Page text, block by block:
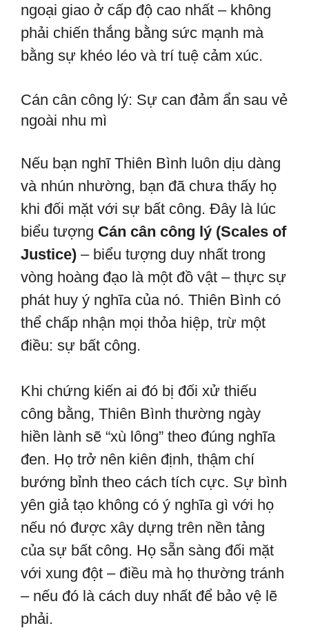
ngoại giao ở cấp độ cao nhất – không
phải chiến thắng bằng sức mạnh mà
bằng sự khéo léo và trí tuệ cảm xúc.
Cán cân công lý: Sự can đảm ẩn sau vẻ
ngoài nhu mì
Nếu bạn nghĩ Thiên Bình luôn dịu dàng
và nhún nhường, bạn đã chưa thấy họ
khi đối mặt với sự bất công. Đây là lúc
biểu tượng Cán cân công lý (Scales of
Justice) – biểu tượng duy nhất trong
vòng hoàng đạo là một đồ vật – thực sự
phát huy ý nghĩa của nó. Thiên Bình có
thể chấp nhận mọi thỏa hiệp, trừ một
điều: sự bất công.
Khi chứng kiến ai đó bị đối xử thiếu
công bằng, Thiên Bình thường ngày
hiền lành sẽ “xù lông” theo đúng nghĩa
đen. Họ trở nên kiên định, thậm chí
bướng bỉnh theo cách tích cực. Sự bình
yên giả tạo không có ý nghĩa gì với họ
nếu nó được xây dựng trên nền tảng
của sự bất công. Họ sẵn sàng đối mặt
với xung đột – điều mà họ thường tránh
– nếu đó là cách duy nhất để bảo vệ lẽ
phải.